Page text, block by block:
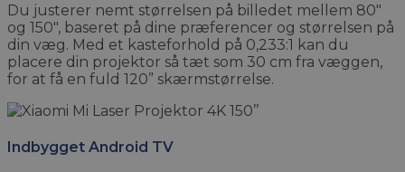
Du justerer nemt størrelsen på billedet mellem 80″
og 150″, baseret på dine præferencer og størrelsen på
din væg. Med et kasteforhold på 0,233:1 kan du
placere din projektor så tæt som 30 cm fra væggen,
for at få en fuld 120” skærmstørrelse.
Indbygget Android TV